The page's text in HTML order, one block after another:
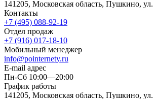
141205, Московская область, Пушкино,
Контакты
+7 (495) 088-92-19
Отдел продаж
+7 (916) 017-18-10
Мобильный менеджер
info@pointernety.ru
E-mail адрес
Пн-Сб 10:00—20:00
График работы
141205, Московская область, Пушкино,